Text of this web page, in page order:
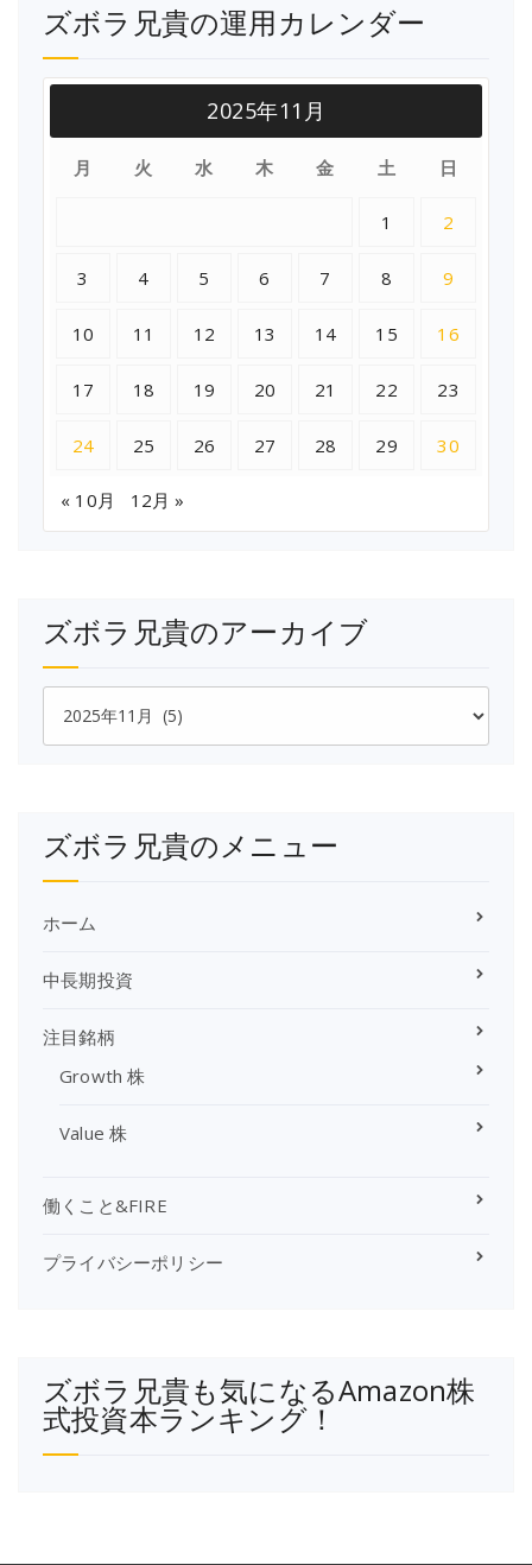
ズボラ兄貴の運用カレンダー
2025年11月
月 火 水 木 金 土 日
1 2
3 4 5 6 7 8 9
10 11 12 13 14 15 16
17 18 19 20 21 22 23
24 25 26 27 28 29 30
« 10月 12月 »
ズボラ兄貴のアーカイブ
ズ
ラ
ア
イ
ズボラ兄貴のメニュー
ホーム
中長期投資
注目銘柄
Growth 株
Value 株
働くこと&FIRE
プライバシーポリシー
ズボラ兄貴も気になるAmazon株
式投資本ランキング！